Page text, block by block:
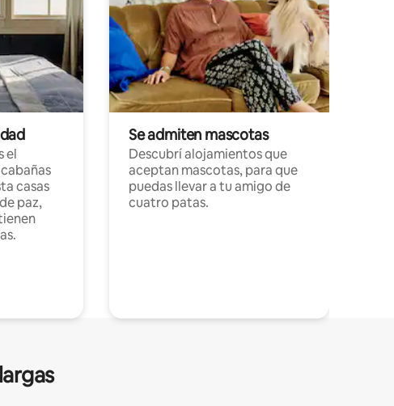
el
casas
paz,
Se admiten mascotas
Descubrí alojamientos que
aceptan mascotas, para que
puedas llevar a tu amigo de
cuatro patas.